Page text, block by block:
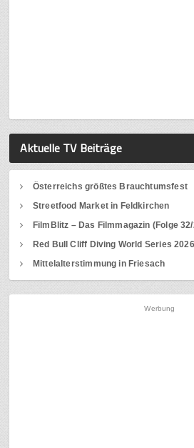
Aktuelle TV Beiträge
Österreichs größtes Brauchtumsfest
Streetfood Market in Feldkirchen
FilmBlitz – Das Filmmagazin (Folge
Red Bull Cliff Diving World Series
Mittelalterstimmung in Friesach
Werbung